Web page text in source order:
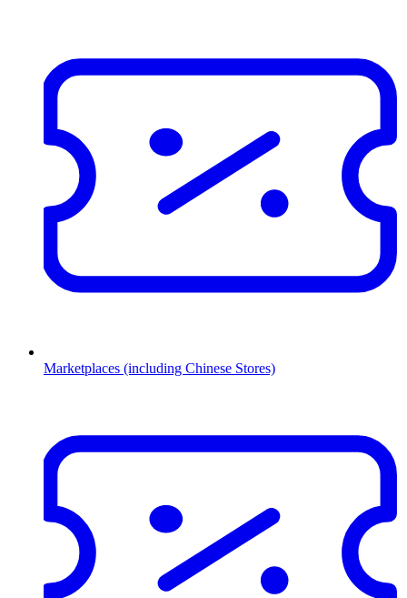
Marketplaces (including Chinese Stores)